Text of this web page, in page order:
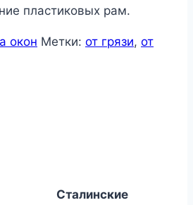
пластиковых рам.
окон Метки: от грязи, от
Сталинские